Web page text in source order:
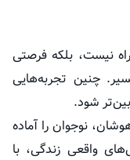
نیست، بلکه فرصتی
چنین تجربه‌هایی
شود.
نوجوان را آماده
واقعی زندگی، با